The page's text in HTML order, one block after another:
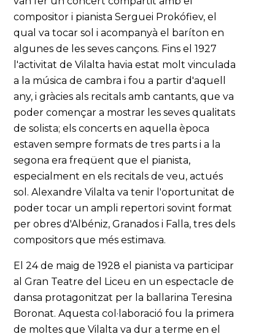
compositor i pianista Serguei Prokófiev, el
qual va tocar sol i acompanyà el baríton en
algunes de les seves cançons. Fins el 1927
l'activitat de Vilalta havia estat molt vinculada
a la música de cambra i fou a partir d'aquell
any, i gràcies als recitals amb cantants, que va
poder començar a mostrar les seves qualitats
de solista; els concerts en aquella època
estaven sempre formats de tres parts i a la
segona era freqüent que el pianista,
especialment en els recitals de veu, actués
sol. Alexandre Vilalta va tenir l'oportunitat de
poder tocar un ampli repertori sovint format
per obres d'Albéniz, Granados i Falla, tres dels
compositors que més estimava.
El 24 de maig de 1928 el pianista va participar
al Gran Teatre del Liceu en un espectacle de
dansa protagonitzat per la ballarina Teresina
Boronat. Aquesta col·laboració fou la primera
de moltes que Vilalta va dur a terme en el